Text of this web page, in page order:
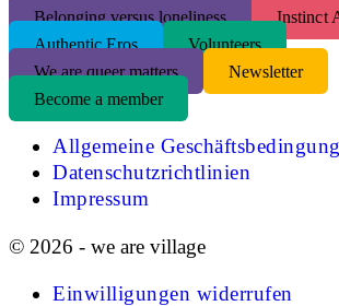
Belonging versus loneliness
Instinct
Authentic Eros
Volunteers
We are queer matters
Newsletter
Become a member
Allgemeine
Datenschutzrichtlinien
Impressum
© 2026 - we are village
Einwilligungen widerrufen